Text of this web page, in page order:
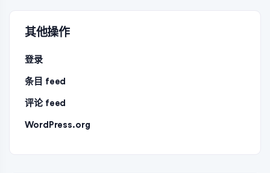
其他操作
登录
条目 feed
评论 feed
WordPress.org